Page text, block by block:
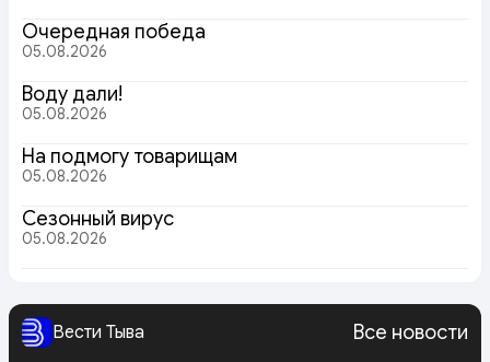
Очередная победа
05.08.2026
Воду дали!
05.08.2026
На подмогу товарищам
05.08.2026
Сезонный вирус
05.08.2026
Вести Тыва Все новости